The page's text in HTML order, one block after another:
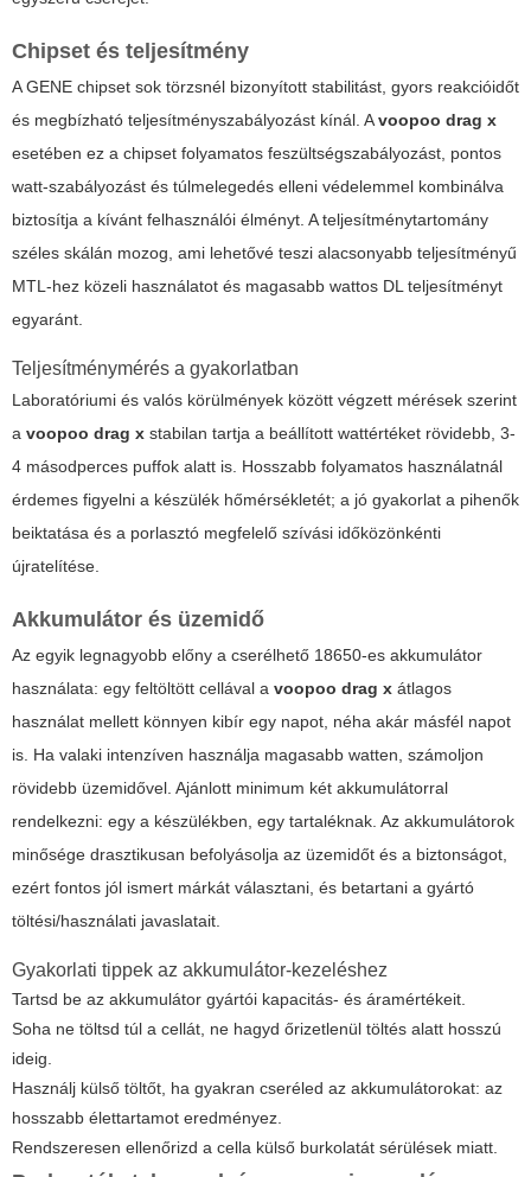
Chipset és teljesítmény
A GENE chipset sok törzsnél bizonyított stabilitást, gyors reakcióidőt
és megbízható teljesítményszabályozást kínál. Avoopoo drag x
esetében ez a chipset folyamatos feszültségszabályozást, pontos
watt-szabályozást és túlmelegedés elleni védelemmel kombinálva
biztosítja a kívánt felhasználói élményt. A teljesítménytartomány
széles skálán mozog, ami lehetővé teszi alacsonyabb teljesítményű
MTL-hez közeli használatot és magasabb wattos DL teljesítményt
egyaránt.
Teljesítménymérés a gyakorlatban
Laboratóriumi és valós körülmények között végzett mérések szerint
a voopoo drag x stabilan tartja a beállított wattértéket rövidebb, 3-
4 másodperces puffok alatt is. Hosszabb folyamatos használatnál
érdemes figyelni a készülék hőmérsékletét; a jó gyakorlat a pihenők
beiktatása és a porlasztó megfelelő szívási időközönkénti
újratelítése.
Akkumulátor és üzemidő
Az egyik legnagyobb előny a cserélhető 18650-es akkumulátor
használata: egy feltöltött cellával a voopoo drag x átlagos
használat mellett könnyen kibír egy napot, néha akár másfél napot
is. Ha valaki intenzíven használja magasabb watten, számoljon
rövidebb üzemidővel. Ajánlott minimum két akkumulátorral
rendelkezni: egy a készülékben, egy tartaléknak. Az akkumulátorok
minősége drasztikusan befolyásolja az üzemidőt és a biztonságot,
ezért fontos jól ismert márkát választani, és betartani a gyártó
töltési/használati javaslatait.
Gyakorlati tippek az akkumulátor-kezeléshez
Tartsd be az akkumulátor gyártói kapacitás- és áramértékeit.
Soha ne töltsd túl a cellát, ne hagyd őrizetlenül töltés alatt hosszú
ideig.
Használj külső töltőt, ha gyakran cseréled az akkumulátorokat: az
hosszabb élettartamot eredményez.
Rendszeresen ellenőrizd a cella külső burkolatát sérülések miatt.